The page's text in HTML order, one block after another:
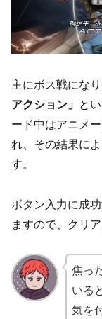
主にボス戦にな
アクション」 と
ード中はアニメ
れ、その結果に
す。
ボタン入力に成
ますので、クリ
焦っ
いる
気を